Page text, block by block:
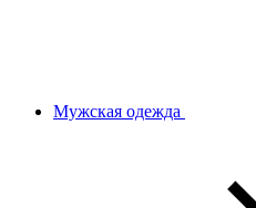
Мужская одежда